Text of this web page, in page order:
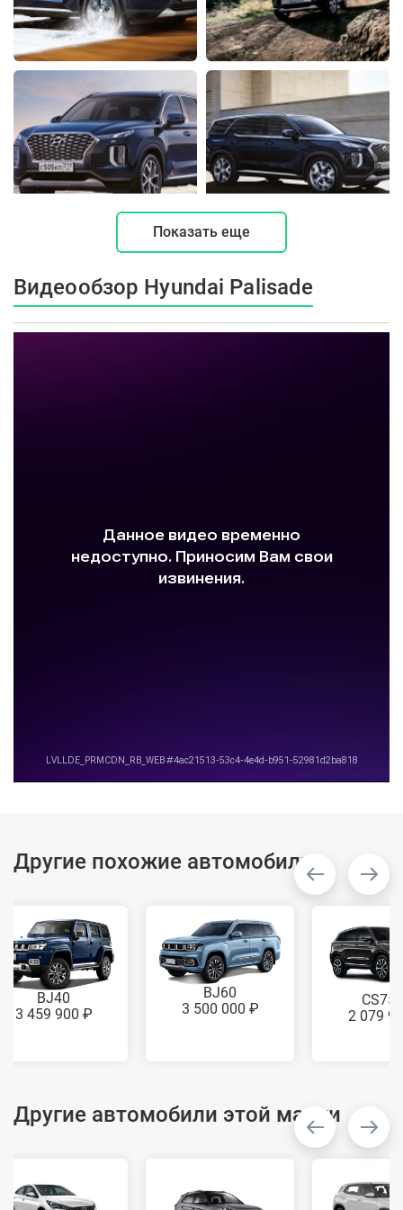
Показать еще
Видеообзор Hyundai Palisade
Другие похожие автомобили
BJ40
3 459 900 ₽
BJ60
3 500 000 ₽
2 079
Другие автомобили этой марки